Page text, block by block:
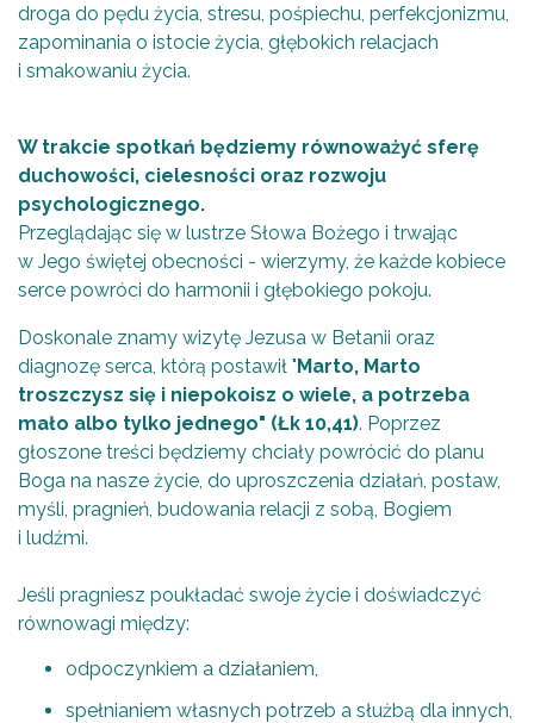
droga do pędu życia, stresu, pośpiechu, perfekcjonizmu,
zapominania o istocie życia, głębokich relacjach
i smakowaniu życia.
W trakcie spotkań będziemy równoważyć sferę
duchowości, cielesności oraz rozwoju
psychologicznego.
Przeglądając się w lustrze Słowa Bożego i trwając
w Jego świętej obecności - wierzymy, że każde kobiece
serce powróci do harmonii i głębokiego pokoju.
Doskonale znamy wizytę Jezusa w Betanii oraz
diagnozę serca, którą postawił "Marto, Marto
troszczysz się i niepokoisz o wiele, a potrzeba
mało albo tylko jednego" (Łk 10,41). Poprzez
głoszone treści będziemy chciały powrócić do planu
Boga na nasze życie, do uproszczenia działań, postaw,
myśli, pragnień, budowania relacji z sobą, Bogiem
i ludźmi.
Jeśli pragniesz poukładać swoje życie i doświadczyć
równowagi między:
odpoczynkiem a działaniem,
spełnianiem własnych potrzeb a służbą dla innych,